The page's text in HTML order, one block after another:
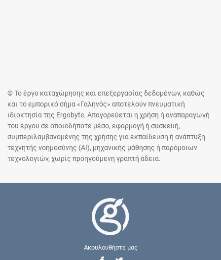
© Το έργο καταχώρησης και επεξεργασίας δεδομένων, καθώς
και το εμπορικό σήμα «Γαληνός» αποτελούν πνευματική
ιδιοκτησία της Ergobyte. Απαγορεύεται η χρήση ή αναπαραγωγή
του έργου σε οποιοδήποτε μέσο, εφαρμογή ή συσκευή,
συμπεριλαμβανομένης της χρήσης για εκπαίδευση ή ανάπτυξη
τεχνητής νοημοσύνης (AI), μηχανικής μάθησης ή παρόμοιων
τεχνολογιών, χωρίς προηγούμενη γραπτή άδεια.
Ακουλουθήστε μας